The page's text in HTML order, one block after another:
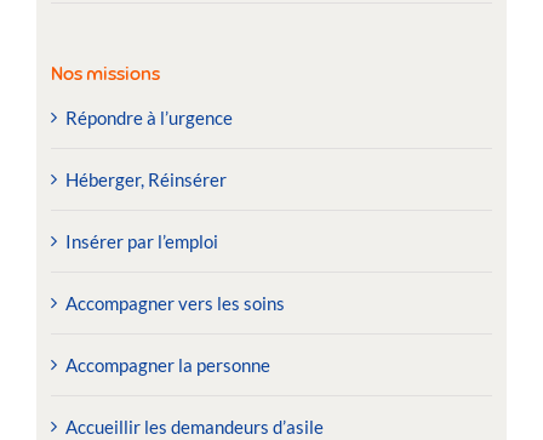
Nos missions
Répondre à l’urgence
Héberger, Réinsérer
Insérer par l’emploi
Accompagner vers les soins
Accompagner la personne
Accueillir les demandeurs d’asile